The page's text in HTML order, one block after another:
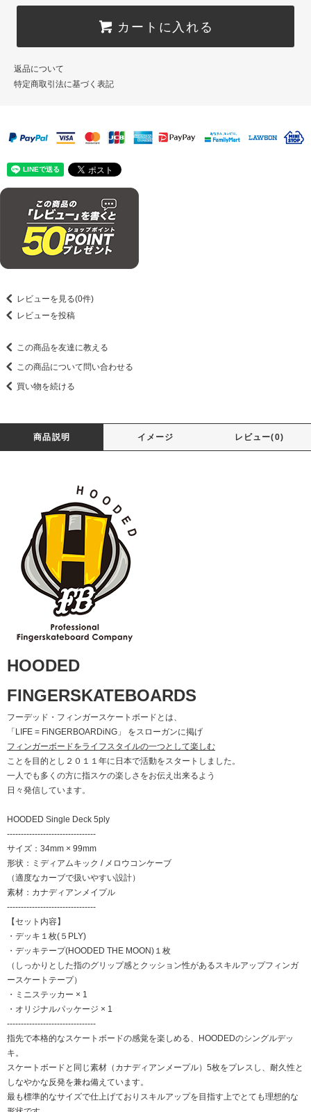
カートに入れる
返品について
特定商取引法に基づく表記
レビューを見る(0件)
レビューを投稿
この商品を友達に教える
この商品について問い合わせる
買い物を続ける
商品説明 イメージ レビュー(0)
HOODED
FINGERSKATEBOARDS
フーデッド・フィンガースケートボードとは、
「LIFE = FiNGERBOARDiNG」 をスローガンに掲げ
フィンガーボードをライフスタイルの一つとして楽しむ
ことを目的とし２０１１年に日本で活動をスタートしました。
一人でも多くの方に指スケの楽しさをお伝え出来るよう
日々発信しています。
HOODED Single Deck 5ply
--------------------------------
サイズ：34mm × 99mm
形状：ミディアムキック / メロウコンケーブ
（適度なカーブで扱いやすい設計）
素材：カナディアンメイプル
--------------------------------
【セット内容】
・デッキ１枚(５PLY)
・デッキテープ(HOODED THE MOON)１枚
（しっかりとした指のグリップ感とクッション性があるスキルアップフィンガ
ースケートテープ）
・ミニステッカー × 1
・オリジナルパッケージ × 1
--------------------------------
指先で本格的なスケートボードの感覚を楽しめる、HOODEDのシングルデッ
キ。
スケートボードと同じ素材（カナディアンメープル）5枚をプレスし、耐久性と
しなやかな反発を兼ね備えています。
最も標準的なサイズで仕上げておりスキルアップを目指す上でとても理想的な